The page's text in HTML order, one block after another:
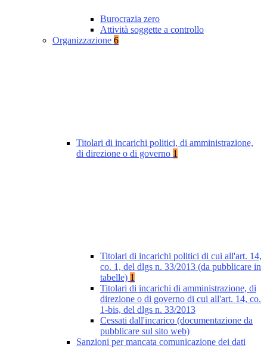
Burocrazia zero
Attività soggette a controllo
Organizzazione 6
Titolari di incarichi politici, di amministrazione,
di direzione o di governo 1
Titolari di incarichi politici di cui all'art. 14,
co. 1, del dlgs n. 33/2013 (da pubblicare in
tabelle) 1
Titolari di incarichi di amministrazione, di
direzione o di governo di cui all'art. 14, co.
1-bis, del dlgs n. 33/2013
Cessati dall'incarico (documentazione da
pubblicare sul sito web)
Sanzioni per mancata comunicazione dei dati